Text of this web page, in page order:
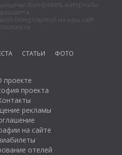
Копировать материалы
гиперссылкой на наш сайт
СТАТЬИ ФОТО
проекте
проекта
рекламы
на сайте
отелей